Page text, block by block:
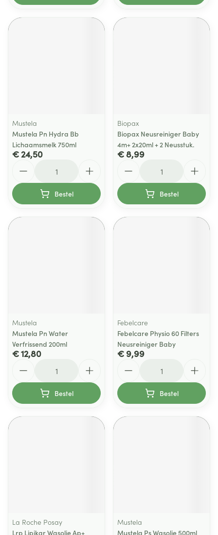
Mustela
Mustela Pn Hydra Bb
Lichaamsmelk 750ml
€ 24,50
Bestel
Biopax
Biopax Neusreiniger Baby
4m+ 2x20ml + 2 Neusstuk.
€ 8,99
Bestel
Mustela
Mustela Pn Water
Verfrissend 200ml
€ 12,80
Bestel
Febelcare
Febelcare Physio 60 Filters
Neusreiniger Baby
€ 9,99
Bestel
La Roche Posay
Lrp Lipikar Wasolie Ap+
Mustela
Mustela Ps Wasolie 500ml